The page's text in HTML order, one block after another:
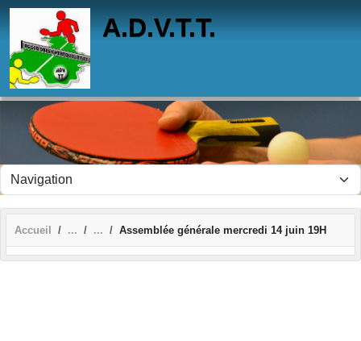
A.D.V.T.T.
Accueil Assemblée générale mercredi 14 juin 19H
Panneau de gestion des cookies